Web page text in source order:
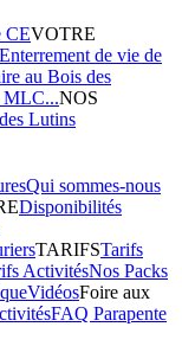
CEVOTRE
Enterrement de vie de
au Bois des
MLC...NOS
Lutins
Qui sommes-nous
Disponibilités
TARIFSTarifs
ActivitésNos Packs
VidéosFoire aux
FAQ Parapente